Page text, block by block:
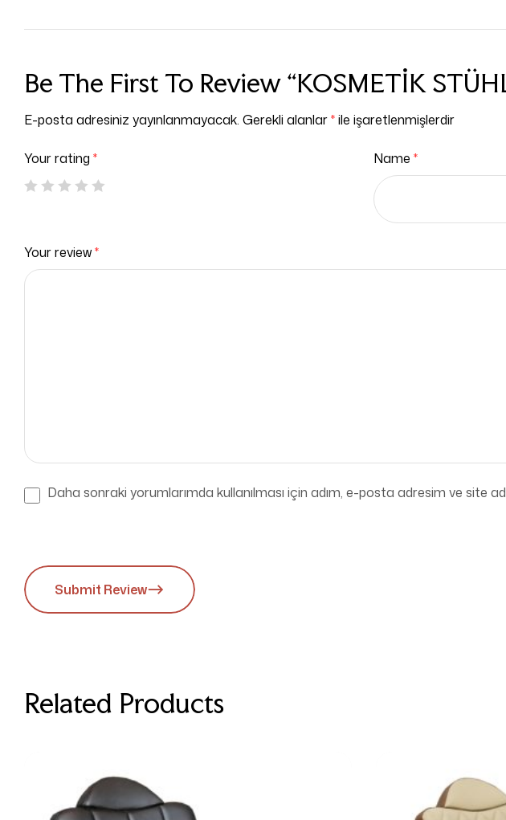
Be The First To Review “KOSMETİK
E-posta adresiniz yayınlanmayacak. Gerekli alanlar*ile işaretlenmişlerdir
Your rating *
Your review*
Name *
Daha sonraki yorumlarımda kullanılması için adım, e-posta adresim ve site
Submit Review
Related Products